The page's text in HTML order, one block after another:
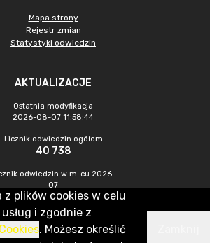
Mapa strony
Rejestr zmian
Statystyki odwiedzin
AKTUALIZACJE
Ostatnia modyfikacja
2026-08-07 11:58:44
Licznik odwiedzin ogółem
40 738
odwiedzin w m-cu 2026-
07
375
plików cookies w celu
i zgodnie z
. Możesz określić